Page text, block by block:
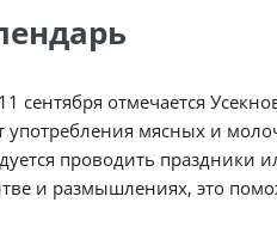
сентября отмечается
употребления мясных и
проводить праздники
и размышлениях, это